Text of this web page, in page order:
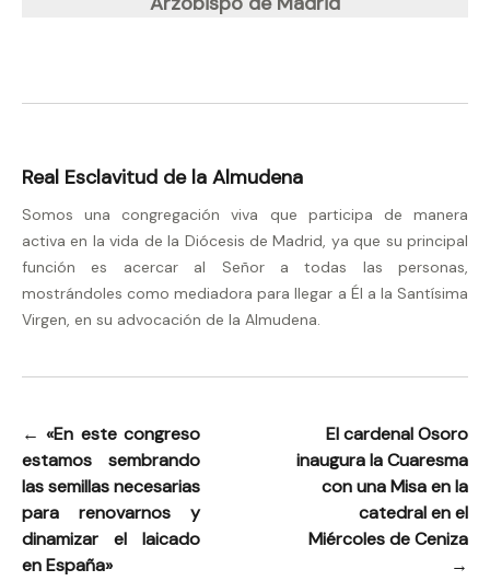
Real Esclavitud de la Almudena
Somos una congregación viva que participa de manera
activa en la vida de la Diócesis de Madrid, ya que su principal
función es acercar al Señor a todas las personas,
mostrándoles como mediadora para llegar a Él a la Santísima
Virgen, en su advocación de la Almudena.
Navegación
de
entradas
← «En este congreso
estamos sembrando
las semillas necesarias
para renovarnos y
dinamizar el laicado
en España»
El cardenal Osoro
inaugura la Cuaresma
con una Misa en la
catedral en el
Miércoles de Ceniza
→